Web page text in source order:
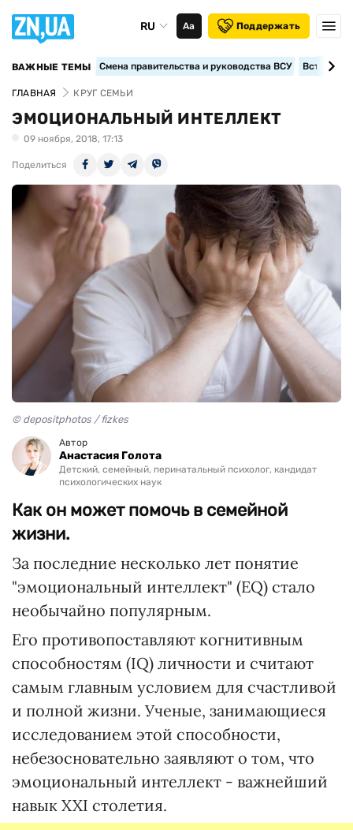
RU Аа Поддержать
ВАЖНЫЕ ТЕМЫ Смена правительства и руководства ВСУ
ГЛАВНАЯ КРУГ СЕМЬИ
ЭМОЦИОНАЛЬНЫЙ ИНТЕЛЛЕКТ
09 ноября, 2018, 17:13
Поделиться
© depositphotos / fizkes
Автор
Анастасия Голота
Детский, семейный, перинатальный психолог, кандидат
психологических наук
Как он может помочь в семейной
жизни.
За последние несколько лет понятие
"эмоциональный интеллект" (EQ) стало
необычайно популярным.
Его противопоставляют когнитивным
способностям (IQ) личности и считают
самым главным условием для счастливой
и полной жизни. Ученые, занимающиеся
исследованием этой способности,
небезосновательно заявляют о том, что
эмоциональный интеллект - важнейший
навык XXI столетия.